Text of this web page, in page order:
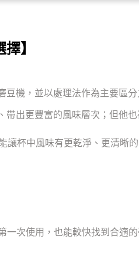
】
機，並以處理法作為主要區分
出更豐富的風味層次；但他
讓杯中風味有更乾淨、更清晰的
次使用，也能較快找到合適的